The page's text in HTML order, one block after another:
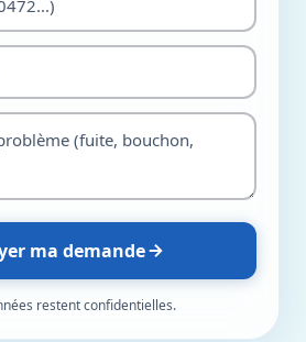
ma demande
restent confidentielles.